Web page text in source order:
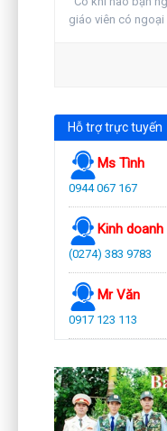
giáo viên có ngoại
Hỗ trợ trực tuyến
Ms Tình
0944 067 167
Kinh doanh
(0274) 383 9783
Mr Văn
0917 123 113